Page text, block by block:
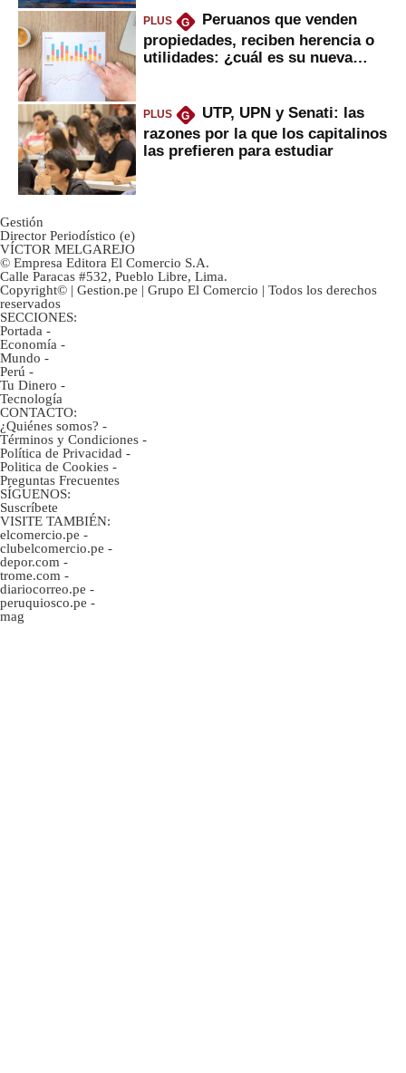
PLUS G
Peruanos que venden
propiedades, reciben herencia o
utilidades: ¿cuál es su nueva
PLUS G
UTP, UPN y Senati: las
razones por la que los capitalinos
las prefieren para estudiar
Gestión
Director Periodístico (e)
VÍCTOR MELGAREJO
© Empresa Editora El Comercio S.A.
Calle Paracas #532, Pueblo Libre, Lima.
Copyright© | Gestion.pe | Grupo El Comercio | Todos los derechos
reservados
SECCIONES:
Portada -
Economía -
Mundo -
Perú -
Tu Dinero -
Tecnología
CONTACTO:
¿Quiénes somos? -
Términos y Condiciones -
Política de Privacidad -
Politica de Cookies -
Preguntas Frecuentes
SÍGUENOS:
Suscríbete
VISITE TAMBIÉN:
elcomercio.pe -
clubelcomercio.pe -
depor.com -
trome.com -
diariocorreo.pe -
peruquiosco.pe -
mag